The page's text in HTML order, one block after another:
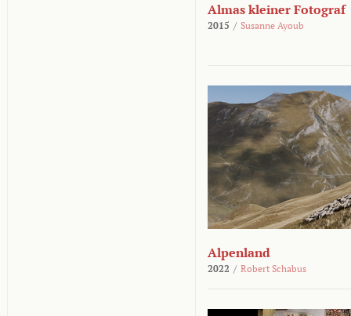
Almas kleiner Fotograf
2015 / Susanne Ayoub
Alpenland
2022 / Robert Schabus